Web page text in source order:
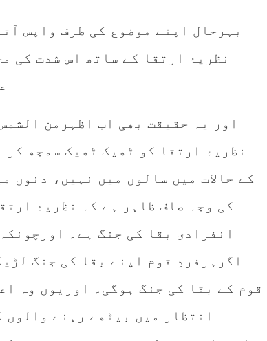
بہرحال اپنے موضوع کی طرف واپس
نظریۂ ارتقا کے ساتھ اس شدت کی
اور یہ حقیقت بھی اب اظہرمن
نظریۂ ارتقا کو ٹھیک ٹھیک سمجھ
کے حالات میں سالوں میں نہیں، دنوں
کی وجہ صاف ظاہر ہے کہ نظریۂ
انفرادی بقا کی جنگ ہے۔
اگرہرفردِ قوم اپنے بقا کی جنگ
قوم کے بقا کی جنگ ہوگی۔ اوریوں وہ
انتظار میں بیٹھے رہنے